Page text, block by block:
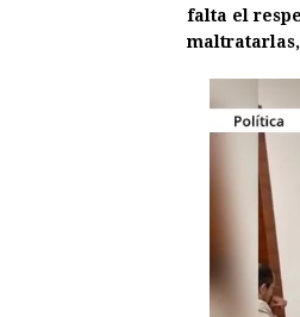
falta el
maltratarlas,